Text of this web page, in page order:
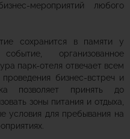
мероприятий любого
сохранится в памяти у
организованное
парк-отеля отвечает всем
бизнес-встреч и
позволяет принять до
зоны питания и отдыха,
условия для пребывания на